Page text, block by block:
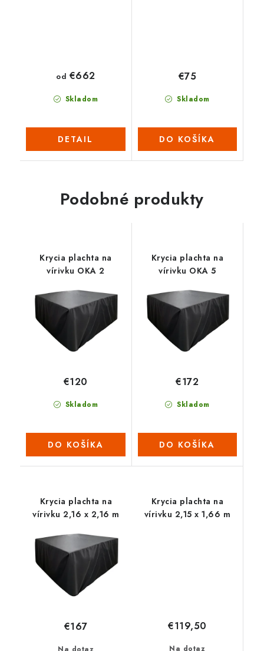
Skladom
od €662
DETAIL
Skladom
€75
DO KOŠÍKA
Podobné produkty
Krycia plachta na
vírivku OKA 2
Skladom
€120
DO KOŠÍKA
Krycia plachta na
vírivku OKA 5
Skladom
€172
DO KOŠÍKA
Krycia plachta na
vírivku 2,16 x 2,16 m
€167
Krycia plachta na
vírivku 2,15 x 1,66 m
Na dotaz
€119,50